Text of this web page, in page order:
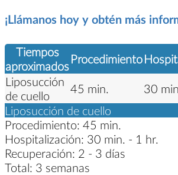
¡Llámanos hoy y obtén más
Tiempos
aproximadosProcedimiento
Liposucción
de cuello
45 min. 30
Liposucción de cuello
Procedimiento: 45 min.
Hospitalización: 30 min. - 1 hr.
Recuperación: 2 - 3 días
Total: 3 semanas